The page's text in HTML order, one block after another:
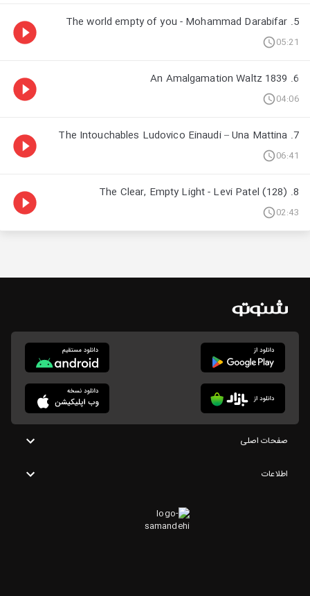
5. The world empty of you - Mohammad Darabifar
05:21
6. An Amalgamation Waltz 1839
04:06
7. The Intouchables Ludovico Einaudi – Una Mattina
06:41
8. The Clear, Empty Light - Levi Patel (128)
02:43
صفحات اصلی
اطلاعات